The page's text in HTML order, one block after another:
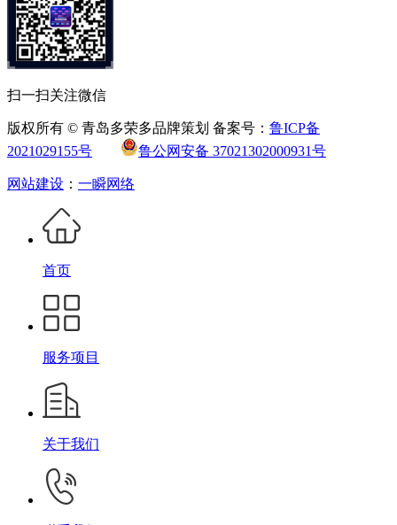
扫一扫关注微信
版权所有 © 青岛多荣多品牌策划 备案号： 鲁ICP备
2021029155号
鲁公网安备 37021302000931号
网站建设 ： 一瞬网络
首页
服务项目
关于我们